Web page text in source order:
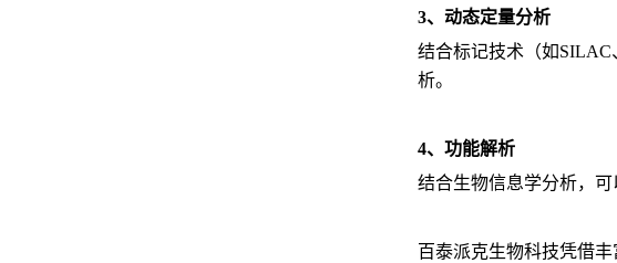
3、动态定量分析
结合标记技术（如
析。
4、功能解析
结合生物信息学分析，
百泰派克生物科技凭借